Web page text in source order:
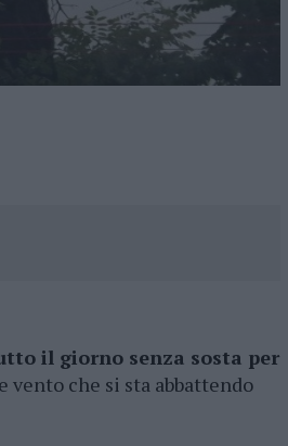
il giorno senza sosta per
vento che si sta abbattendo